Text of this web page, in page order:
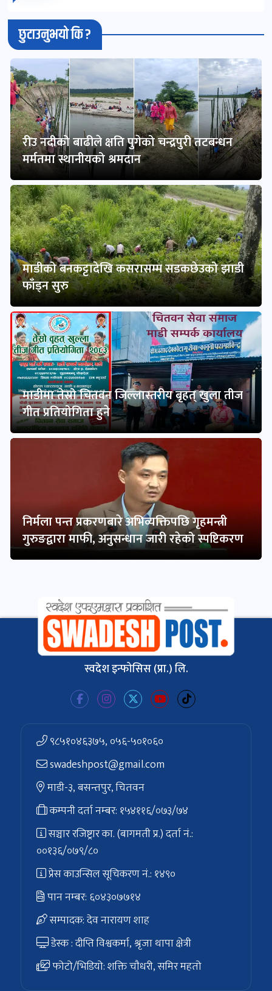
छुटाउनुभयो कि ?
रीउ नदीको बाढीले क्षति पुगेको चन्द्रपुरी तटबन्धन
मर्मतमा स्थानीयको श्रमदान
माडीको बनकट्टादेखि कसरासम्म सडकछेउको झाडी
फाँड्न सुरु
माडीमा तेस्रो चितवन जिल्लास्तरीय बृहत् खुला तीज
गीत प्रतियोगिता हुने
निर्मला पन्त प्रकरणबारे अभिव्यक्तिपछि गृहमन्त्री
गुरुङद्वारा माफी, अनुसन्धान जारी रहेको स्पष्टिकरण
स्वदेश इन्फोसिस (प्रा.) लि.
९८५१०४६३७५, ०५६-५०१०६०
swadeshpost@gmail.com
माडी-३, बसन्तपुर, चितवन
कम्पनी दर्ता नम्बर: १५४११६/०७३/७४
सञ्चार रजिष्ट्रार का. (बागमती प्र.) दर्ता नं.:
००१३६/०७९/८०
प्रेस काउन्सिल सूचिकरण नं.: १४९०
पान नम्बर: ६०४३०७७१४
सम्पादक: देव नारायण शाह
डेस्क : दीप्ति विश्वकर्मा, श्रृजा थापा क्षेत्री
फोटो/भिडियो: शक्ति चाैधरी, समिर महतो